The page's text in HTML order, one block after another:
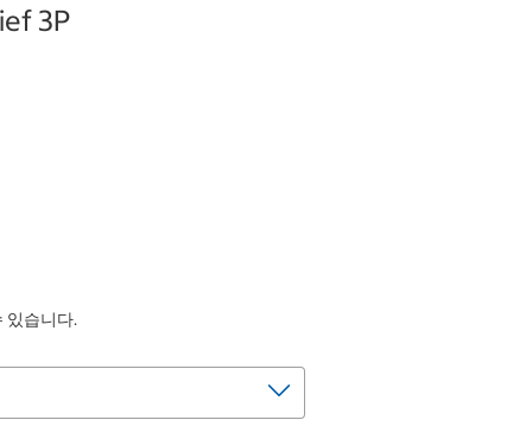
3P
있습니다.